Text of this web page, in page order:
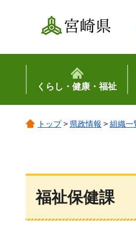
宮崎県
くらし・健康・福祉
トップ> 県政情報 > 組織一
福祉保健課